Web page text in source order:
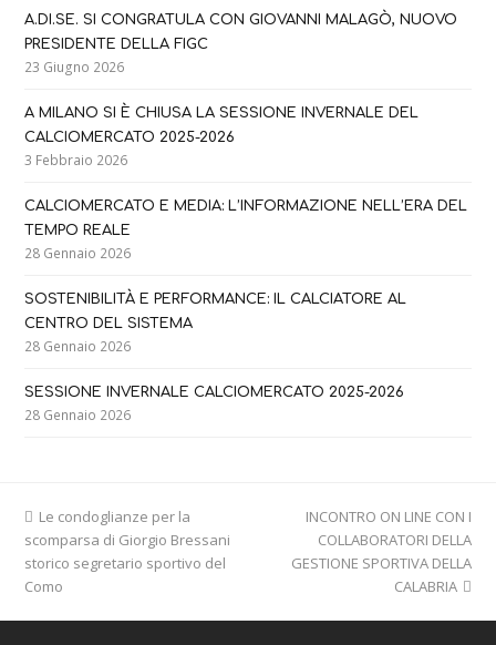
A.DI.SE. SI CONGRATULA CON GIOVANNI MALAGÒ, NUOVO
PRESIDENTE DELLA FIGC
23 Giugno 2026
A MILANO SI È CHIUSA LA SESSIONE INVERNALE DEL
CALCIOMERCATO 2025-2026
3 Febbraio 2026
CALCIOMERCATO E MEDIA: L’INFORMAZIONE NELL’ERA DEL
TEMPO REALE
28 Gennaio 2026
SOSTENIBILITÀ E PERFORMANCE: IL CALCIATORE AL
CENTRO DEL SISTEMA
28 Gennaio 2026
SESSIONE INVERNALE CALCIOMERCATO 2025-2026
28 Gennaio 2026
previous
post:
Le condoglianze per la
scomparsa di Giorgio Bressani
storico segretario sportivo del
Como
next
post:
INCONTRO ON LINE CON I
COLLABORATORI DELLA
GESTIONE SPORTIVA DELLA
CALABRIA